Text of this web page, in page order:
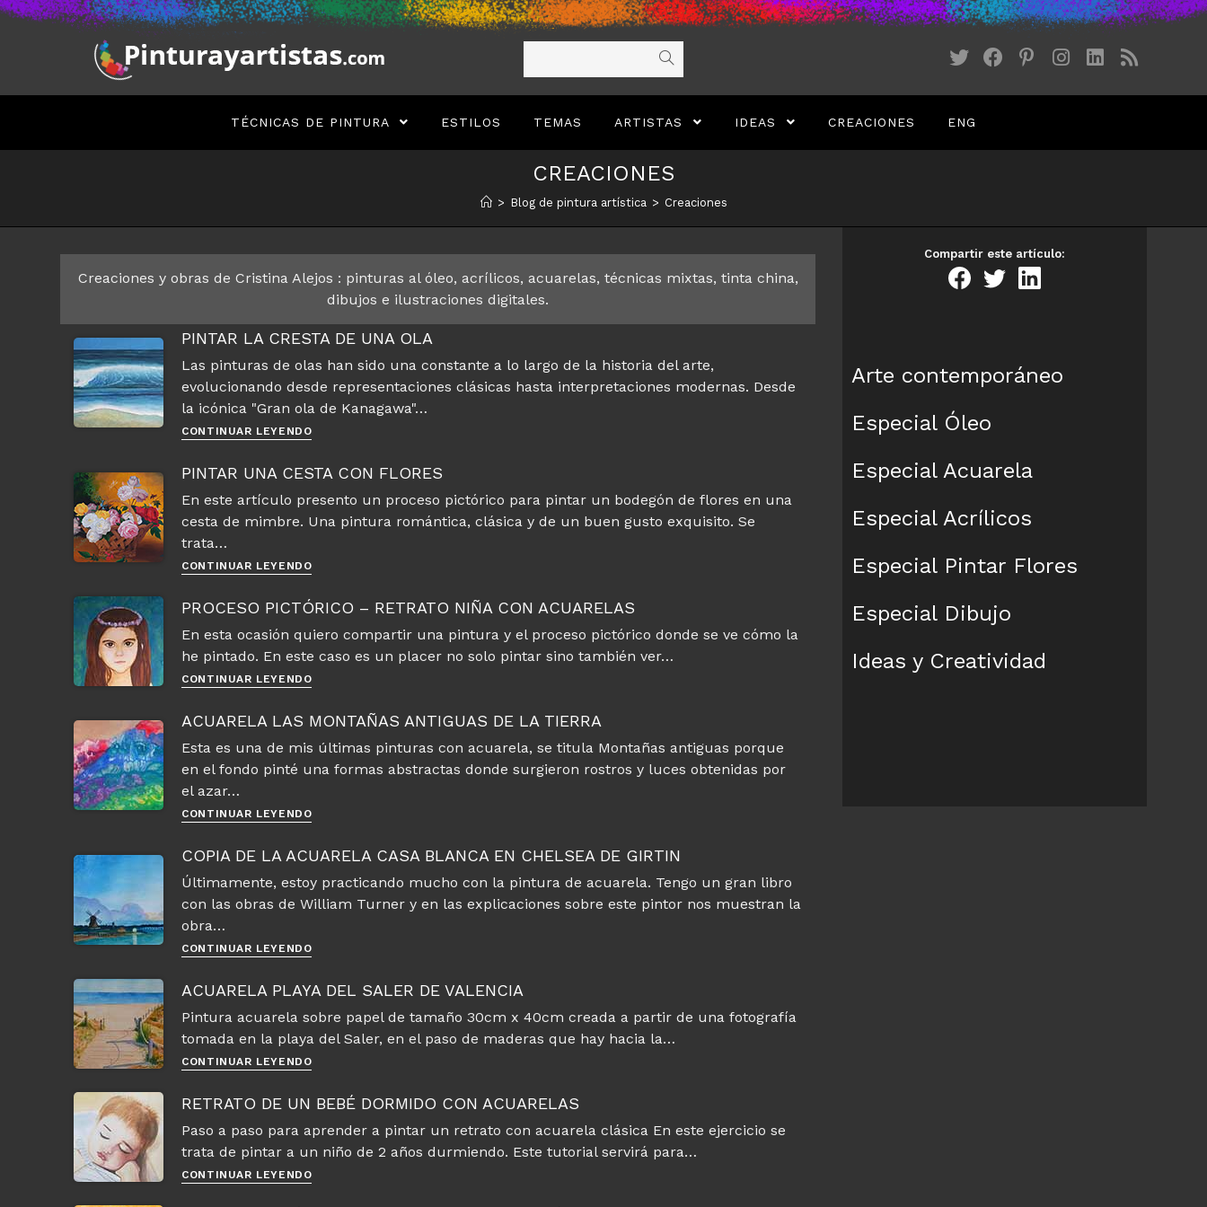
Saltar
TÉCNICAS DE PINTURA ESTILOS TEMAS ARTISTAS IDEAS CREACIONES ENG
CREACIONES
> Blog de pintura artística > Creaciones
Creaciones y obras de Cristina Alejos : pinturas al óleo, acrílicos, acuarelas, técnicas mixtas, tinta china,
dibujos e ilustraciones digitales.
PINTAR LA CRESTA DE UNA OLA
Las pinturas de olas han sido una constante a lo largo de la historia del arte,
evolucionando desde representaciones clásicas hasta interpretaciones modernas. Desde
la icónica "Gran ola de Kanagawa"…
CONTINUAR LEYENDOPintar
cresta
una
ola
PINTAR UNA CESTA CON FLORES
En este artículo presento un proceso pictórico para pintar un bodegón de flores en una
cesta de mimbre. Una pintura romántica, clásica y de un buen gusto exquisito. Se
trata…
CONTINUAR LEYENDOPintar
cesta
flores
PROCESO PICTÓRICO – RETRATO NIÑA CON ACUARELAS
En esta ocasión quiero compartir una pintura y el proceso pictórico donde se ve cómo la
he pintado. En este caso es un placer no solo pintar sino también ver…
CONTINUAR LEYENDOProceso
–
niña
con
ACUARELA LAS MONTAÑAS ANTIGUAS DE LA TIERRA
Esta es una de mis últimas pinturas con acuarela, se titula Montañas antiguas porque
en el fondo pinté una formas abstractas donde surgieron rostros y luces obtenidas por
el azar…
CONTINUAR LEYENDOAcuarela
Montañas
de
la
COPIA DE LA ACUARELA CASA BLANCA EN CHELSEA DE GIRTIN
Últimamente, estoy practicando mucho con la pintura de acuarela. Tengo un gran libro
con las obras de William Turner y en las explicaciones sobre este pintor nos muestran la
obra…
CONTINUAR LEYENDOCopia
la
Casa
blanca
en
de
ACUARELA PLAYA DEL SALER DE VALENCIA
Pintura acuarela sobre papel de tamaño 30cm x 40cm creada a partir de una fotografía
tomada en la playa del Saler, en el paso de maderas que hay hacia la…
CONTINUAR LEYENDOAcuarela
del
de
Valencia
RETRATO DE UN BEBÉ DORMIDO CON ACUARELAS
Paso a paso para aprender a pintar un retrato con acuarela clásica En este ejercicio se
trata de pintar a un niño de 2 años durmiendo. Este tutorial servirá para…
CONTINUAR LEYENDORetrato
Compartir este artículo:
Arte contemporáneo
Especial Óleo
Especial Acuarela
Especial Acrílicos
Especial Pintar Flores
Especial Dibujo
Ideas y Creatividad